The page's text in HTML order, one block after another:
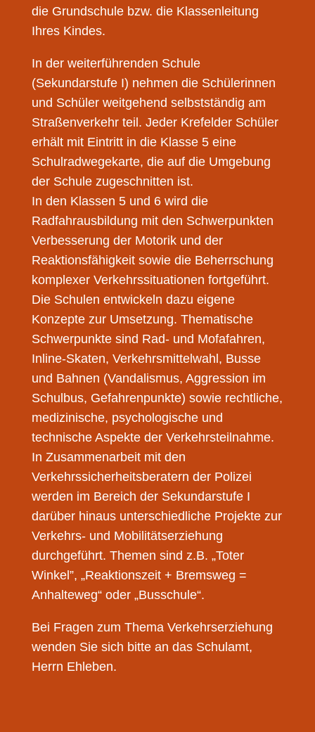
die Grundschule bzw. die Klassenleitung
Ihres Kindes.
In der weiterführenden Schule
(Sekundarstufe I) nehmen die Schülerinnen
und Schüler weitgehend selbstständig am
Straßenverkehr teil. Jeder Krefelder Schüler
erhält mit Eintritt in die Klasse 5 eine
Schulradwegekarte, die auf die Umgebung
der Schule zugeschnitten ist.
In den Klassen 5 und 6 wird die
Radfahrausbildung mit den Schwerpunkten
Verbesserung der Motorik und der
Reaktionsfähigkeit sowie die Beherrschung
komplexer Verkehrssituationen fortgeführt.
Die Schulen entwickeln dazu eigene
Konzepte zur Umsetzung. Thematische
Schwerpunkte sind Rad- und Mofafahren,
Inline-Skaten, Verkehrsmittelwahl, Busse
und Bahnen (Vandalismus, Aggression im
Schulbus, Gefahrenpunkte) sowie rechtliche,
medizinische, psychologische und
technische Aspekte der Verkehrsteilnahme.
In Zusammenarbeit mit den
Verkehrssicherheitsberatern der Polizei
werden im Bereich der Sekundarstufe I
darüber hinaus unterschiedliche Projekte zur
Verkehrs- und Mobilitätserziehung
durchgeführt. Themen sind z.B. „Toter
Winkel”, „Reaktionszeit + Bremsweg =
Anhalteweg“ oder „Busschule“.
Bei Fragen zum Thema Verkehrserziehung
wenden Sie sich bitte an das Schulamt,
Herrn Ehleben.